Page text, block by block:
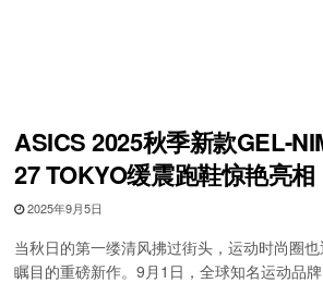
ASICS 2025秋季新款GEL-
27 TOKYO缓震跑鞋惊艳亮相
2025年9月5日
当秋日的第一缕清风拂过街头，运动时尚圈
瞩目的重磅新作。9月1日，全球知名运动品